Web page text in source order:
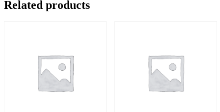
Related products